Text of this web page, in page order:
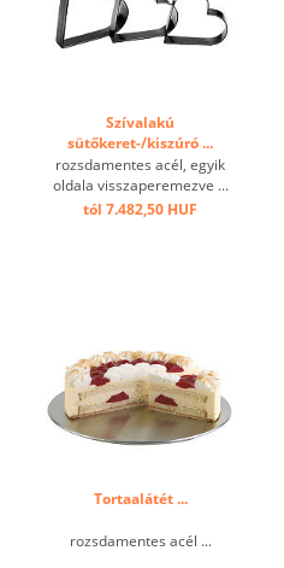
Szívalakú
sütőkeret-/kiszúró ...
rozsdamentes acél, egyik
oldala visszaperemezve ...
tól 7.482,50 HUF
Tortaalátét ...
rozsdamentes acél ...